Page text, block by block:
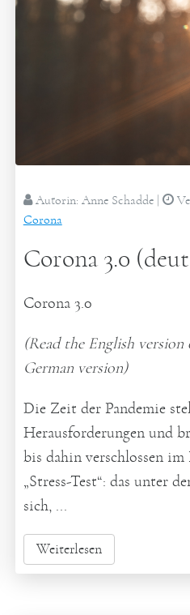
Autorin: Anne Schadde|
Corona
Corona 3.0
Corona 3.0
(Read the English
German version)
Die Zeit der Pandemie
Herausforderungen und
bis dahin verschlossen
„Stress-Test“: das unter
sich, ...
Weiterlesen